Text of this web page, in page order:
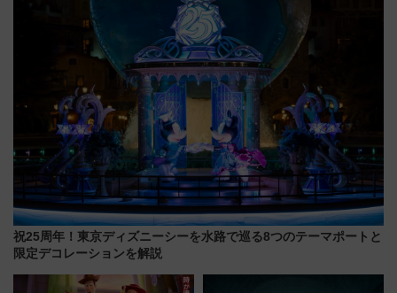
ツ路線まとめ（8/10まで）
情報まとめ
祝25周年！東京ディズニーシーを水路で巡る8つのテーマポートと
限定デコレーションを解説